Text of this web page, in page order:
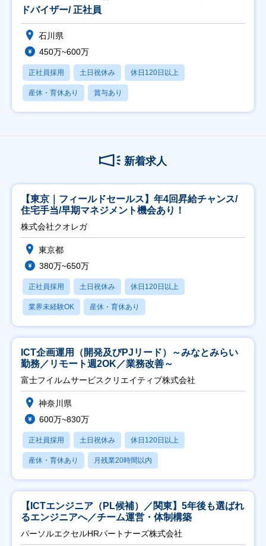
ドバイザー/ 正社員
石川県
450万~600万
正社員採用 土日祝休み 休日120日以上
産休・育休あり 賞与あり
新着求人
【東京｜フィールドセールス】年4回昇給チャンス/
住宅手当/早期マネジメント機会あり！
株式会社クオレガ
東京都
380万~650万
正社員採用 土日祝休み 休日120日以上
業界未経験OK 産休・育休あり
ICT企画運用（開発及びPJリード）～みなとみらい
勤務／リモート週2OK／業務改善～
富士フイルムサービスクリエイティブ株式会社
神奈川県
600万~830万
正社員採用 土日祝休み 休日120日以上
産休・育休あり 月残業20時間以内
【ICTエンジニア（PL候補）／関東】5年後も選ばれ
るエンジニアへ／チーム運営・体制構築
パーソルエクセルHRパートナーズ株式会社